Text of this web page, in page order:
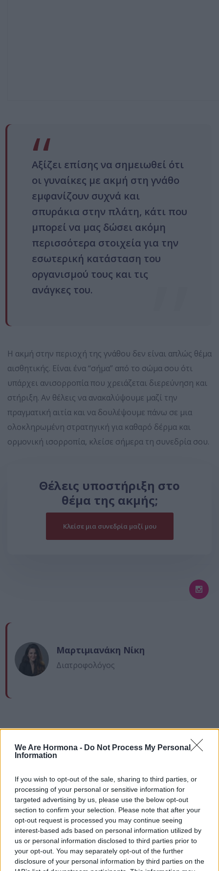
We Are Hormona - Do Not Process My Personal
Information
If you wish to opt-out of the sale, sharing to third parties, or
processing of your personal or sensitive information for
targeted advertising by us, please use the below opt-out
section to confirm your selection. Please note that after your
opt-out request is processed you may continue seeing
interest-based ads based on personal information utilized by
us or personal information disclosed to third parties prior to
your opt-out. You may separately opt-out of the further
disclosure of your personal information by third parties on the
Αξίζει επίσης να σημειωθεί ότι
οι γυναίκες με ακμή στη γνάθο
εμφανίζουν συχνά και
σπυράκια στην πλάτη, κάτι που
μπορεί να μας δώσει ακόμη
περισσότερα στοιχεία για την
εσωτερική κατάσταση του
οργανισμού τους και τις
ανάγκες του.
Η ακμή στην περιοχή της γνάθου δεν είναι απλώς θέμα
αισθητικής. Είναι ένα “σήμα” από το σώμα σου ότι
υπάρχει ανισορροπία που χρειάζεται διερεύνηση και
στήριξη. Αν θέλεις να ανακαλύψουμε μαζί την
πραγματική αιτία και να δουλέψουμε πάνω σε μια
ολοκληρωμένη στρατηγική για καθαρό δέρμα και
ορμονική ισορροπία, κλείσε σήμερα τη συνεδρία σου.
Θέλεις υποστήριξη στο
θέμα της ακμής;
Kλείσε μια συνεδρία μαζί μου
Μαρτιμιανάκη Νίκη
Διατροφολόγος
Κατηγορίες Προϊόντων
Βότανα